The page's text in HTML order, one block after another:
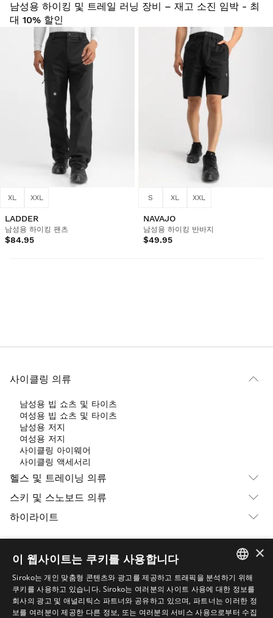
남성용 하이킹 및 트레일 러닝 장비 – 재고 소진 임박 - 최
대 10% 할인
XL XXL
LADDER
남성용 하이킹 팬츠
$84.95
S XL XXL
NAVAJO
남성용 하이킹 반바지
$49.95
사이클링 의류
남성용 빕 쇼츠 및 타이츠
여성용 빕 쇼츠 및 타이츠
남성용 저지
여성용 저지
사이클링 아이웨어
사이클링 액세서리
헬스 및 트레이닝 의류
스키 및 스노보드 의류
하이라이트
반품
제휴 프로그램
주문 추적
SPANISH
ENGLISH
×
이 웹사이트는 쿠키를 사용합니다
Siroko는 개인 맞춤형 콘텐츠와 광고를 제공하고 트래픽을 분석하기 위해
쿠키를 사용하고 있습니다. Siroko는 여러분의 사이트 사용에 대한 정보를
회사의 광고 및 애널리틱스 파트너와 공유하고 있으며, 파트너는 이러한 정
보를 여러분이 제공한 다른 정보, 또는 여러분의 서비스 사용으로부터 수집